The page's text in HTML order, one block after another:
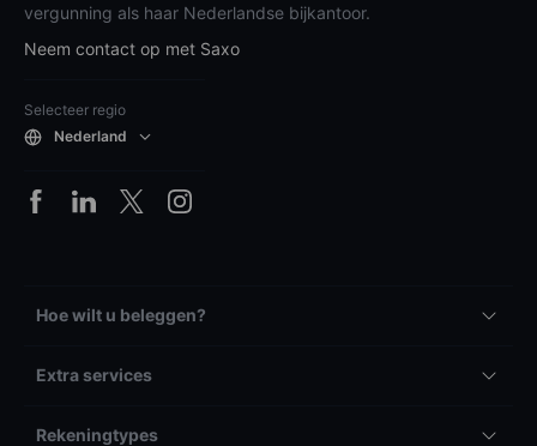
vergunning als haar Nederlandse bijkantoor.
Neem contact op met Saxo
Selecteer regio
Nederland
Hoe wilt u beleggen?
Extra services
Rekeningtypes